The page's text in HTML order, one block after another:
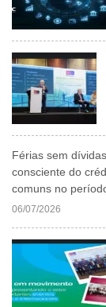
Férias sem
consciente do
comuns no
06/07/2026